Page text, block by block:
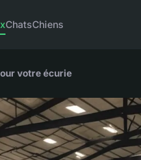
ChatsChiens
votre écurie